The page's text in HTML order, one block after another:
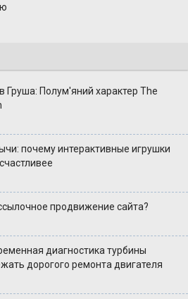
Груша: Полум'яний характер The
почему интерактивные игрушки
продвижение сайта?
диагностика турбины
дорогого ремонта двигателя